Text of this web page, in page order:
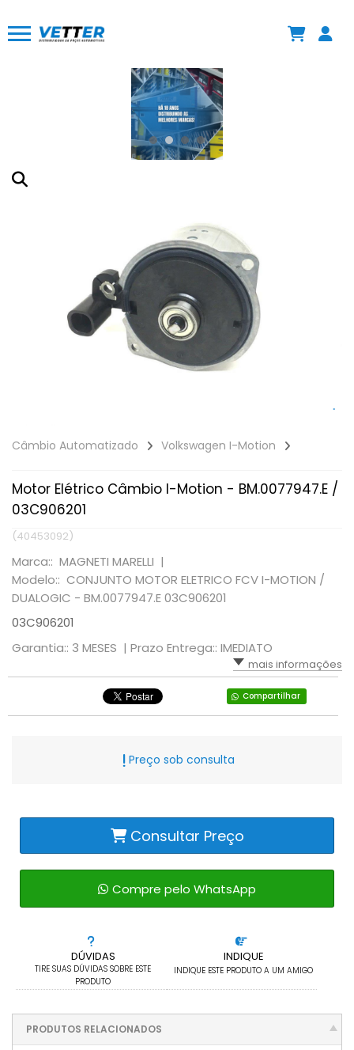
Câmbio Automatizado Volkswagen I-Motion
Motor Elétrico Câmbio I-Motion - BM.0077947.E /
03C906201
(40453092)
Marca:: MAGNETI MARELLI |
Modelo:: CONJUNTO MOTOR ELETRICO FCV I-MOTION /
DUALOGIC - BM.0077947.E 03C906201
03C906201
Garantia:: 3 MESES | Prazo Entrega:: IMEDIATO
mais informações
Compartilhar
DÚVIDAS
TIRE SUAS DÚVIDAS SOBRE ESTE
PRODUTO
INDIQUE
INDIQUE ESTE PRODUTO A UM AMIGO
Preço sob consulta
Consultar Preço
Compre pelo WhatsApp
PRODUTOS RELACIONADOS